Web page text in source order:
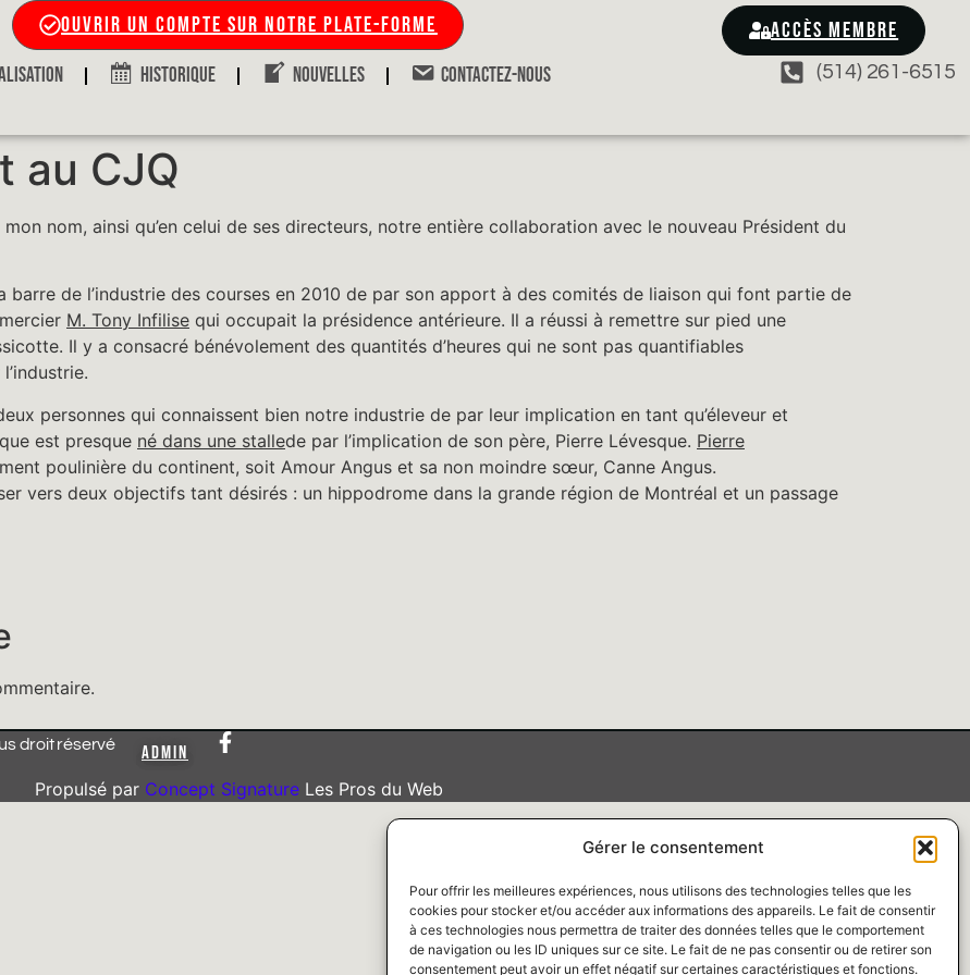
Gérer le consentement
Pour offrir les meilleures expériences, nous utilisons des technologies telles que les
cookies pour stocker et/ou accéder aux informations des appareils. Le fait de consentir
à ces technologies nous permettra de traiter des données telles que le comportement
de navigation ou les ID uniques sur ce site. Le fait de ne pas consentir ou de retirer son
consentement peut avoir un effet négatif sur certaines caractéristiques et fonctions.
OUVRIR UN COMPTE SUR NOTRE PLATE-FORME
HISTORIQUE NOUVELLES CONTACTEZ-NOUS
ACCÈS MEMBRE
(514) 261-6515
au CJQ
mon nom, ainsi qu’en celui de ses directeurs, notre entière collaboration avec le nouveau Président du
barre de l’industrie des courses en 2010 de par son apport à des comités de liaison qui font partie de
M. Tony Infilise qui occupait la présidence antérieure. Il a réussi à remettre sur pied une
Il y a consacré bénévolement des quantités d’heures qui ne sont pas quantifiables
personnes qui connaissent bien notre industrie de par leur implication en tant qu’éleveur et
est presque né dans une stallede par l’implication de son père, Pierre Lévesque. Pierre
poulinière du continent, soit Amour Angus et sa non moindre sœur, Canne Angus.
vers deux objectifs tant désirés : un hippodrome dans la grande région de Montréal et un passage
droit réservé
ADMIN
Propulsé par Concept Signature Les Pros du Web